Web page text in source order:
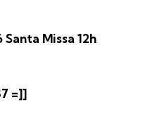
Missa 12h
=]]